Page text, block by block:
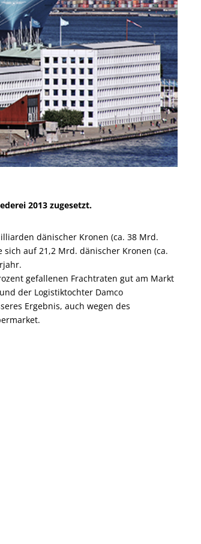
2013 zugesetzt.
dänischer Kronen (ca. 38 Mrd.
auf 21,2 Mrd. dänischer Kronen (ca.
gefallenen Frachtraten gut am Markt
der Logistiktochter Damco
Ergebnis, auch wegen des